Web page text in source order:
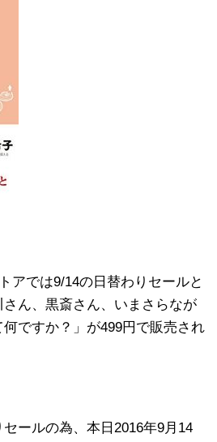
アでは9/14の日替わりセールと
ん、黒斎さん、いまさらなが
ですか？」が499円で販売され
ールの為、本日2016年9月14